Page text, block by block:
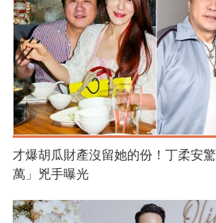
才爆胡瓜財產沒留她的份！丁柔安
萬」兇手曝光